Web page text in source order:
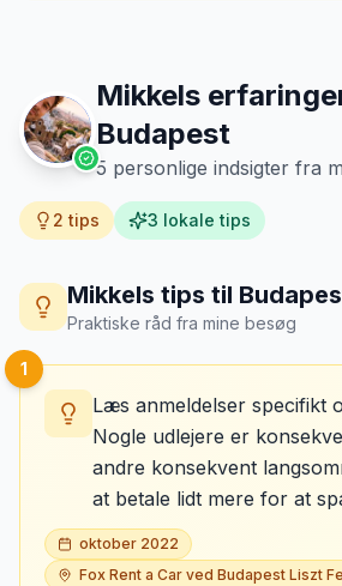
Mikkels
Budapest
5 personlige indsigter fra
2 tips 3 lokale tips
Mikkels tips til
Praktiske råd fra mine besøg
1
Læs anmeldelser specifikt
Nogle udlejere er
andre konsekvent
at betale lidt mere for at
oktober 2022
Fox Rent a Car ved Budapest Liszt